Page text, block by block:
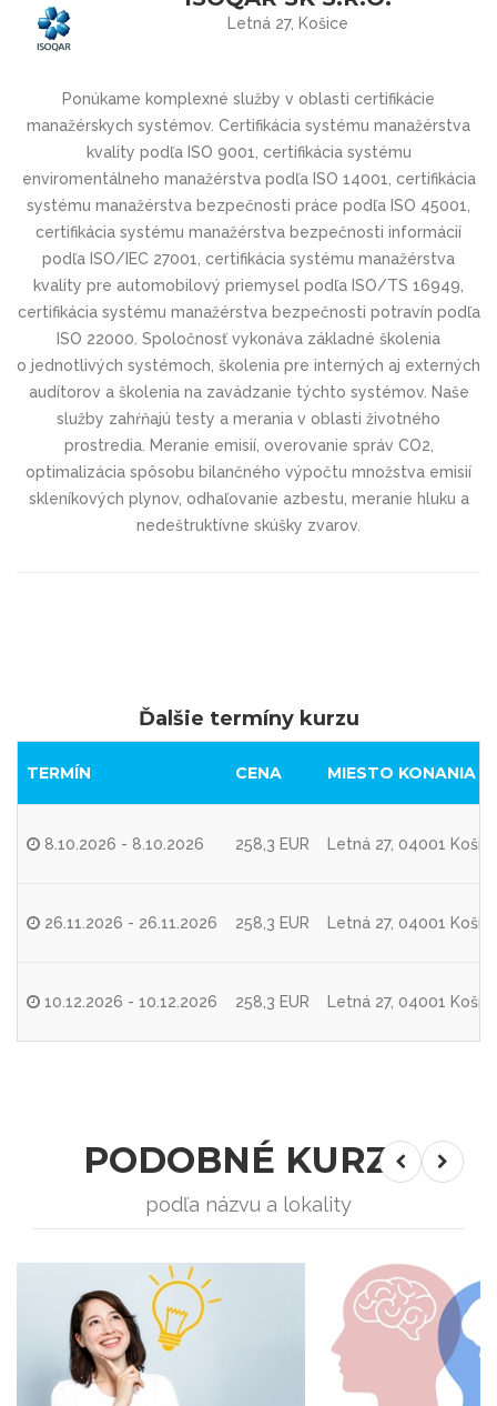
Letná 27, Košice
Ponúkame komplexné služby v oblasti certifikácie
manažérskych systémov. Certifikácia systému manažérstva
kvality podľa ISO 9001, certifikácia systému
enviromentálneho manažérstva podľa ISO 14001, certifikácia
systému manažérstva bezpečnosti práce podľa ISO 45001,
certifikácia systému manažérstva bezpečnosti informácií
podľa ISO/IEC 27001, certifikácia systému manažérstva
kvality pre automobilový priemysel podľa ISO/TS 16949,
certifikácia systému manažérstva bezpečnosti potravín podľa
ISO 22000. Spoločnosť vykonáva základné školenia
o jednotlivých systémoch, školenia pre interných aj externých
audítorov a školenia na zavádzanie týchto systémov. Naše
služby zahŕňajú testy a merania v oblasti životného
prostredia. Meranie emisií, overovanie správ CO2,
optimalizácia spôsobu bilančného výpočtu množstva emisií
skleníkových plynov, odhaľovanie azbestu, meranie hluku a
nedeštruktívne skúšky zvarov.
Ďalšie termíny kurzu
TERMÍN CENA MIESTO KONANIA
8.10.2026 - 8.10.2026 258,3 EUR Letná 27, 04001
26.11.2026 - 26.11.2026 258,3 EUR Letná 27, 04001
10.12.2026 - 10.12.2026 258,3 EUR Letná 27, 04001
PODOBNÉ KURZY
podľa názvu a lokality